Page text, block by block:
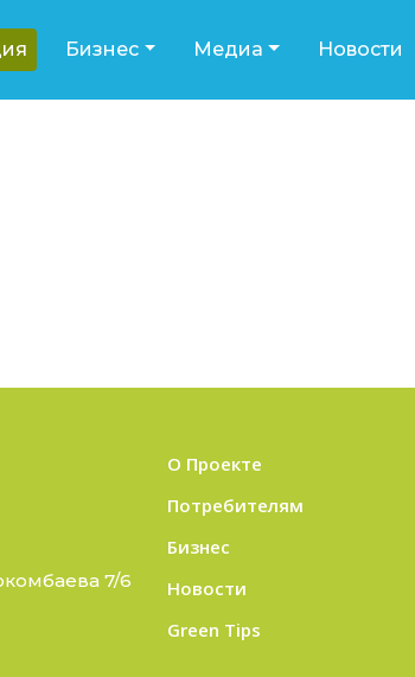
Бизнес Медиа Новости
7/6
О Проекте
Потребителям
Бизнес
Новости
Green Tips